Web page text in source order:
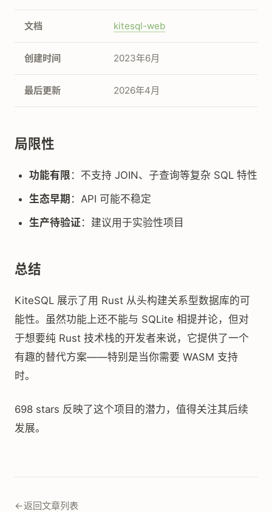
文档 kitesql-web
创建时间 2023年6月
最后更新 2026年4月
局限性
功能有限 ：不支持 JOIN、子查询等复杂 SQL 特性
生态早期 ：API 可能不稳定
生产待验证：建议用于实验性项目
总结
KiteSQL 展示了用 Rust 从头构建关系型数据库的可
能性。虽然功能上还不能与 SQLite 相提并论，但对
于想要纯 Rust 技术栈的开发者来说，它提供了一个
有趣的替代方案——特别是当你需要 WASM 支持
时。
698 stars 反映了这个项目的潜力，值得关注其后续
发展。
←返回文章列表